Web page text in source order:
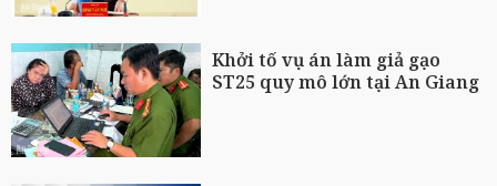
Khởi tố vụ án làm giả gạo
ST25 quy mô lớn tại An Giang